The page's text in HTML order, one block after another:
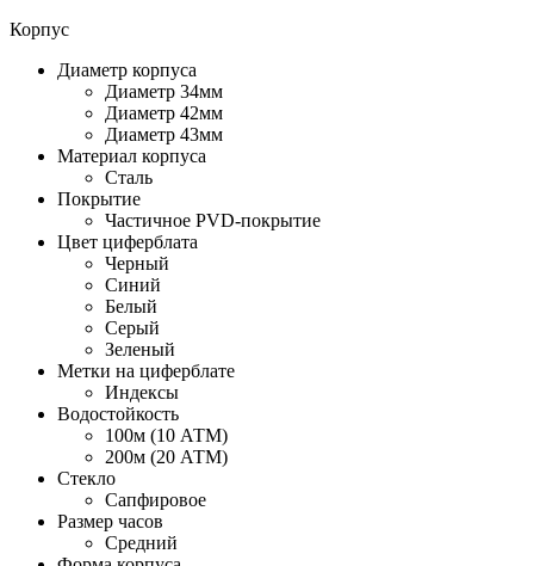
Корпус
Диаметр корпуса
Диаметр 34мм
Диаметр 42мм
Диаметр 43мм
Материал корпуса
Сталь
Покрытие
Частичное PVD-покрытие
Цвет циферблата
Черный
Синий
Белый
Серый
Зеленый
Метки на циферблате
Индексы
Водостойкость
100м (10 АТМ)
200м (20 АТМ)
Стекло
Сапфировое
Размер часов
Средний